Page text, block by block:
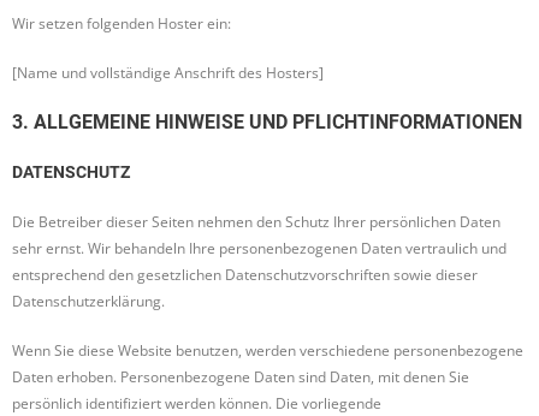
Wir setzen folgenden Hoster ein:
[Name und vollständige Anschrift des Hosters]
3. ALLGEMEINE HINWEISE UND PFLICHT­INFORMATIONEN
DATENSCHUTZ
Die Betreiber dieser Seiten nehmen den Schutz Ihrer persönlichen Daten
sehr ernst. Wir behandeln Ihre personenbezogenen Daten vertraulich und
entsprechend den gesetzlichen Datenschutzvorschriften sowie dieser
Datenschutzerklärung.
Wenn Sie diese Website benutzen, werden verschiedene personenbezogene
Daten erhoben. Personenbezogene Daten sind Daten, mit denen Sie
persönlich identifiziert werden können. Die vorliegende